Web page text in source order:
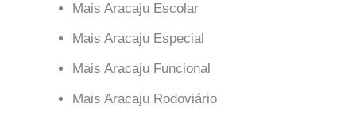
Mais Aracaju Escolar
Mais Aracaju Especial
Mais Aracaju Funcional
Mais Aracaju Rodoviário